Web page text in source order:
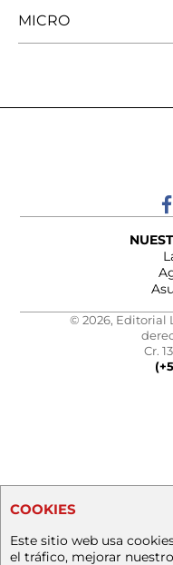
MICRO
© 2026, Editorial
Cr.
COOKIES
Este sitio web usa
el tráfico, mejorar